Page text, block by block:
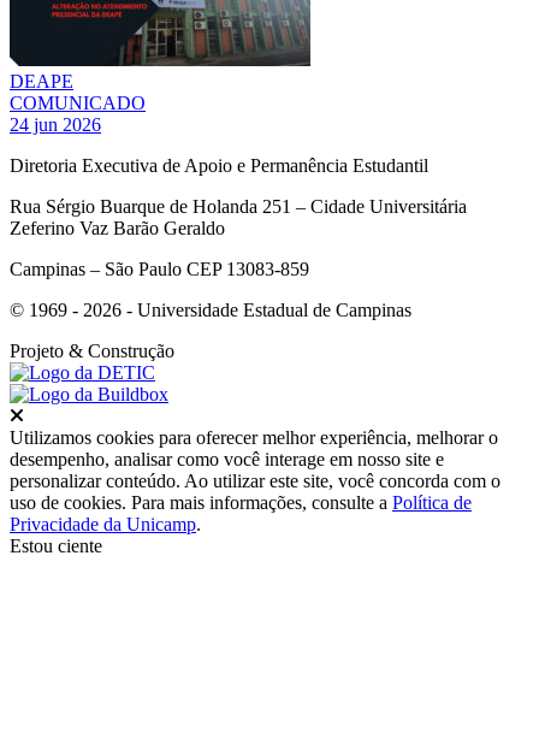
DEAPE
COMUNICADO
24 jun 2026
Diretoria Executiva de Apoio e Permanência Estudantil
Rua Sérgio Buarque de Holanda 251 – Cidade Universitária
Zeferino Vaz Barão Geraldo
Campinas – São Paulo CEP 13083-859
© 1969 - 2026 - Universidade Estadual de Campinas
Projeto & Construção
Utilizamos cookies para oferecer melhor experiência, melhorar o
desempenho, analisar como você interage em nosso site e
personalizar conteúdo. Ao utilizar este site, você concorda com o
uso de cookies. Para mais informações, consulte a Política de
Privacidade da Unicamp.
Estou ciente